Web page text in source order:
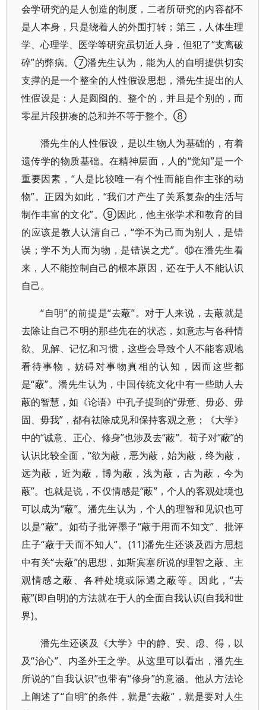
会学研究的是人创造的制度，二者所研究的内容都不
是人本身，只是绕着人的外围打转；第三，人体生理
学、心理学、医学等研究虽切近人身，但犯了“支离破
碎”的弊病。⑦潘先生认为，能为人的自明提供切实
支撑的是一个整全的人性假设思想，潘先生提出的人
性假设是：人是囫囵的、整个的，并且是个别的，而
零星片段拼凑的总和并不等于整个。⑧
潘先生的人性假设，是以生物人为基础的，有着
遗传学的物质基础。在精神层面，人的“觉知”是一个
重要因素，“人是比较唯一有个性而能自作主张的动
物”。正因为如此，“我们才产生了关系复杂的生活与
制作丰富的文化”。⑨因此，他主张学术和教育的目
的应该是教人认清自己，“学不为己而为别人，是错
误；学不为人而为物，是错误之尤”。⑩在潘先生看
来，人不能控制自己的根本原因，还在于人不能认识
自己。
“自明”的前提是“去蔽”。对于人来说，去蔽就是
去除让自己不明的那些先在的状态，如意志与各种情
欲、见解、记忆和习惯，这些会导致个人不能客观地
看待事物，妨碍对事物真相的认知，因而这些都
是“蔽”。潘先生认为，中国传统文化中有一些助人去
蔽的智慧，如《论语》中孔子提到的“毋意、毋必、毋
固、毋我”，都有祛除成见和保持客观之意；《大学》
中的“诚意、正心、修身”也涉及去“蔽”。荀子对“蔽”的
认识比较全面，“欲为蔽，恶为蔽，始为蔽，终为蔽，
远为蔽，近为蔽，博为蔽，浅为蔽，古为蔽，今为
蔽”。也就是说，不仅情感是“蔽”，个人的客观处境也
可以成为“蔽”。潘先生认为，个人的理智和见识也可
以是“蔽”。如荀子批评墨子“蔽于用而不知文”、批评
庄子“蔽于天而不知人”。(11)潘先生还谈及西方思想
中有关“去蔽”的思想，如斯宾塞所说的理智之蔽、主
观情感之蔽、各种处境或际遇之蔽等。因此，“去
蔽”(即自明)的方法就在于人的全面自我认识(自我和世
界)。
潘先生还谈及《大学》中的静、安、虑、得，以
及“治心”、内圣外王之学。从这里可以看出，潘先生
所说的“自我认识”也带有“修身”的意涵。他从方法论
上阐述了“自明”的条件，就是“去蔽”，就是要对人生